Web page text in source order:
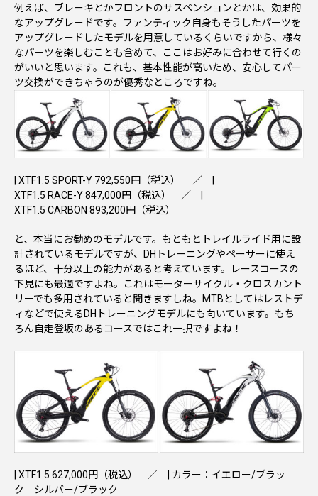
例えば、ブレーキとかフロントのサスペンションとかは、効果的
なアップグレードです。ファンティック自身もそうしたパーツを
アップグレードしたモデルを用意しているくらいですから、様々
なパーツを楽しむことも含めて、ここはお好みに合わせて行くの
がいいと思います。これも、基本性能が高いため、安心してパー
ツ交換ができちゃうのが優秀なところですね。
XTF1.5 SPORT-Y 792,550円（税込）
／ |
XTF1.5 RACE-Y 847,000円（税込）
／ |
XTF1.5 CARBON 893,200円（税込）
と、本当にお勧めのモデルです。もともとトレイルライド用に設
計されているモデルですが、DHトレーニングやペーサーに使え
るほど、十分以上の能力があると考えています。レースコースの
下見にも最適ですよね。これはモーターサイクル・クロスカント
リーでも多用されていると聞きますしね。MTBとしてはレストデ
ィなどで使えるDHトレーニングモデルにも向いています。もち
ろん自走登坂のあるコースではこれ一択ですよね！
XTF1.5 627,000円（税込）
／ | カラー：イエロー/ブラッ
ク シルバー/ブラック